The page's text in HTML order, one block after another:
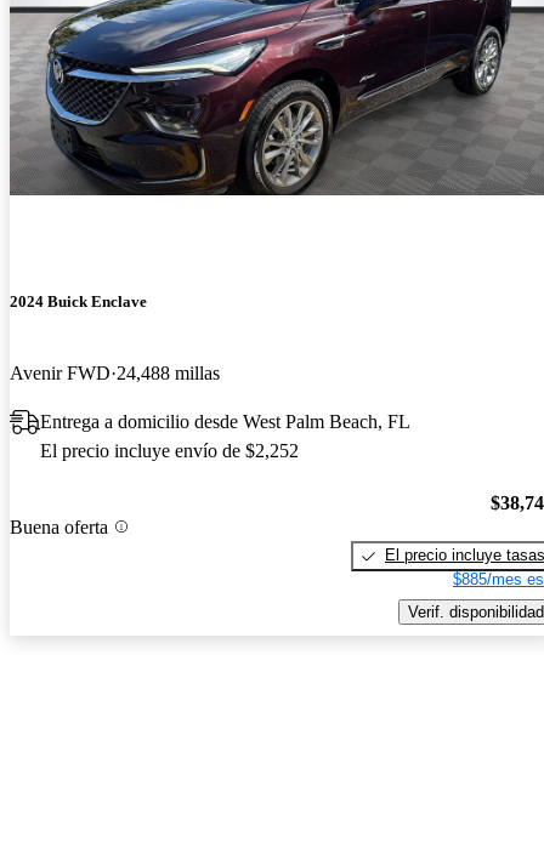
2024 Buick Enclave
Avenir FWD 24,488 millas
Entrega a domicilio desde West Palm Beach, FL
El precio incluye envío de $2,252
Buena oferta
El precio incluye tasas
$885/mes
Verif. disponibilidad